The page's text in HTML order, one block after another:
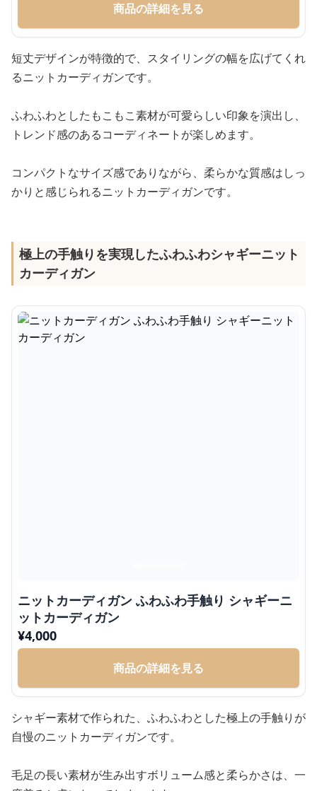
商品の詳細を見る
短丈デザインが特徴的で、スタイリングの幅を広げてくれ
るニットカーディガンです。
ふわふわとしたもこもこ素材が可愛らしい印象を演出し、
トレンド感のあるコーディネートが楽しめます。
コンパクトなサイズ感でありながら、柔らかな質感はしっ
かりと感じられるニットカーディガンです。
極上の手触りを実現したふわふわシャギーニット
カーディガン
ニットカーディガン ふわふわ手触り シャギーニ
ットカーディガン
¥4,000
商品の詳細を見る
シャギー素材で作られた、ふわふわとした極上の手触りが
自慢のニットカーディガンです。
毛足の長い素材が生み出すボリューム感と柔らかさは、一